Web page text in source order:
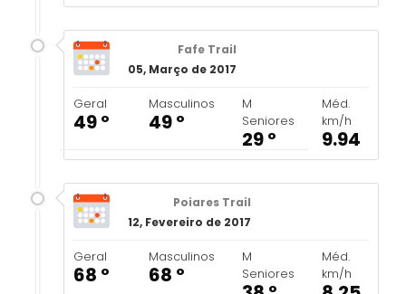
Fafe Trail
05, Março de 2017
Geral
49 º
Masculinos
49 º
M
Seniores
29 º
Méd.
km/h
9.94
Poiares Trail
12, Fevereiro de 2017
Geral
68 º
Masculinos
68 º
M
Seniores
Méd.
km/h